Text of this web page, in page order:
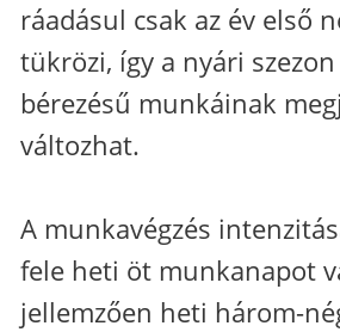
ráadásul csak az év első
tükrözi, így a nyári
bérezésű munkáinak
változhat.
A munkavégzés
fele heti öt munkanapot
jellemzően heti három-